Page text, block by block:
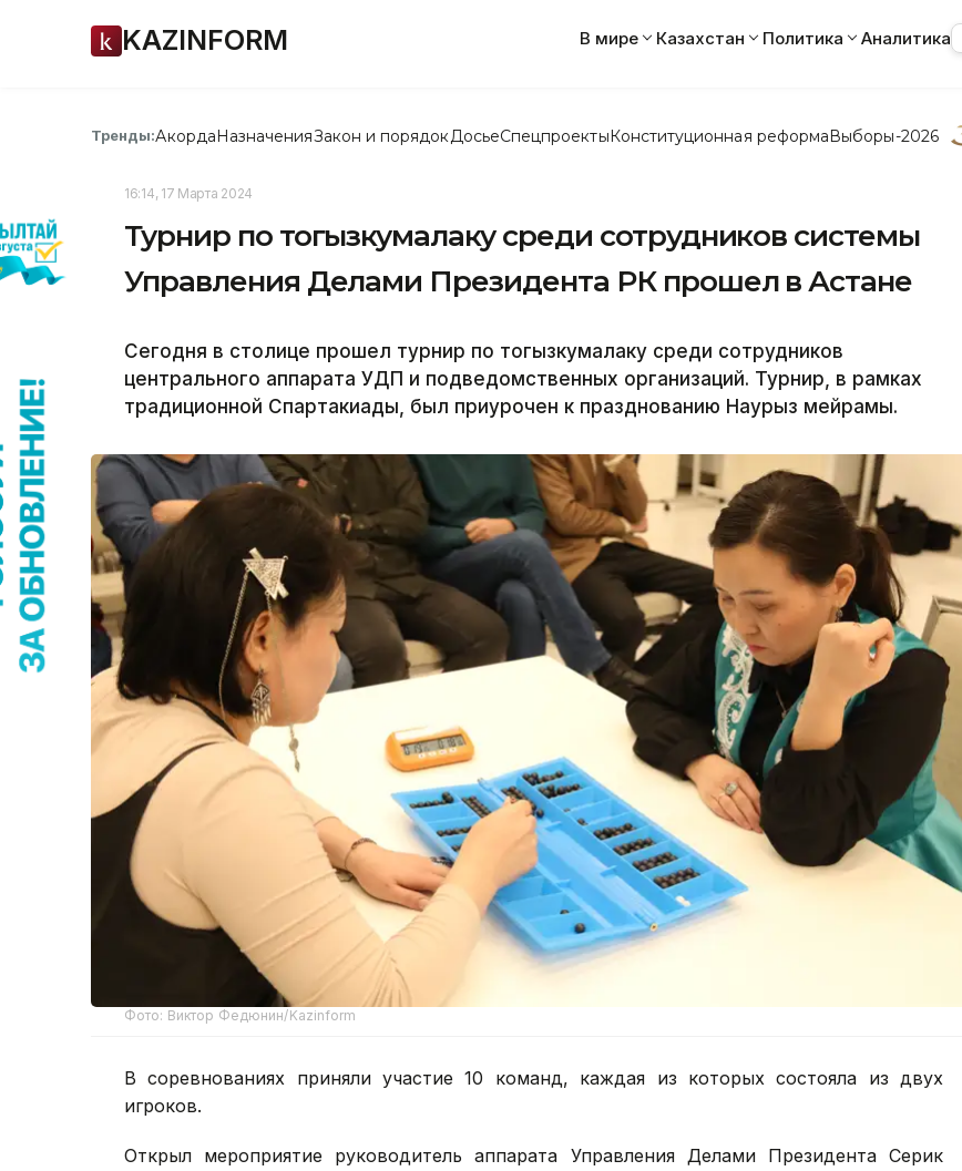
KAZINFORM В мире Казахстан Политика Аналитика
Тренды:АкордаНазначенияЗакон и порядок ДосьеСпецпроектыКонституционная реформаВыборы-2026
16:14, 17 Марта 2024
Турнир по тогызкумалаку среди сотрудников системы
Управления Делами Президента РК прошел в Астане
Сегодня в столице прошел турнир по тогызкумалаку среди сотрудников
центрального аппарата УДП и подведомственных организаций. Турнир, в рамках
традиционной Спартакиады, был приурочен к празднованию Наурыз мейрамы.
Фото: Виктор Федюнин/Kazinform
В соревнованиях приняли участие 10 команд, каждая из которых состояла из двух
игроков.
Открыл мероприятие руководитель аппарата Управления Делами Президента Серик